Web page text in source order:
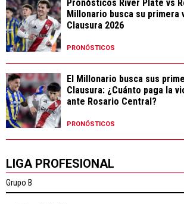
Pronósticos River Plate vs
Millonario busca su primera
Clausura 2026
PRONÓSTICOS
El Millonario busca sus
Clausura: ¿Cuánto paga la
ante Rosario Central?
PRONÓSTICOS
LIGA PROFESIONAL